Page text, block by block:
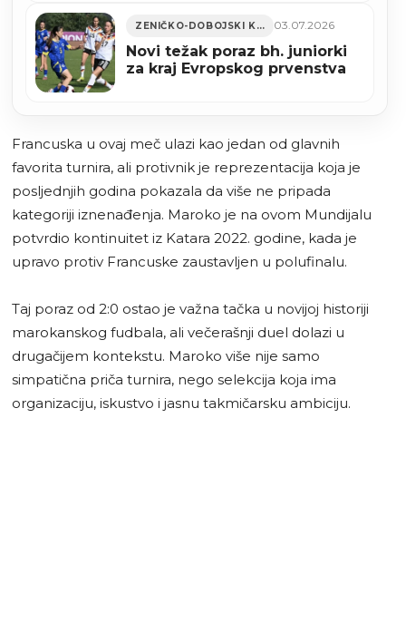
ZENIČKO-DOBOJSKI KANTON 03.07.2026
Novi težak poraz bh. juniorki
za kraj Evropskog prvenstva
Francuska u ovaj meč ulazi kao jedan od glavnih
favorita turnira, ali protivnik je reprezentacija koja je
posljednjih godina pokazala da više ne pripada
kategoriji iznenađenja. Maroko je na ovom Mundijalu
potvrdio kontinuitet iz Katara 2022. godine, kada je
upravo protiv Francuske zaustavljen u polufinalu.
Taj poraz od 2:0 ostao je važna tačka u novijoj historiji
marokanskog fudbala, ali večerašnji duel dolazi u
drugačijem kontekstu. Maroko više nije samo
simpatična priča turnira, nego selekcija koja ima
organizaciju, iskustvo i jasnu takmičarsku ambiciju.